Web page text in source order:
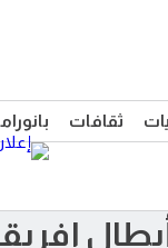
ثقافات